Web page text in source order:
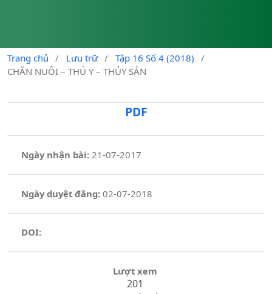
Trang chủ / Lưu trữ / Tập 16 Số 4 (2018)
/
CHĂN NUÔI – THÚ Y – THỦY SẢN
PDF
Ngày nhận bài: 21-07-2017
Ngày duyệt đăng:02-07-2018
DOI:
Lượt xem
201